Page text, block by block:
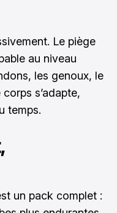
Le piège
au niveau
les genoux, le
s’adapte,
temps.
un pack complet :